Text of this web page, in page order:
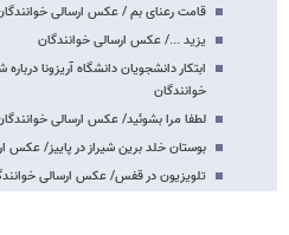
قامت رعنای بم / عکس ارسالی
یزید .../ عکس ارسالی خوانندگان
ابتکار دانشجویان دانشگاه آریزونا
خوانندگان
لطفا مرا بشوئید/ عکس ارسالی
بوستان خلد برین شیراز در پاییز/ عکس
تلویزیون در قفس/ عکس ارسالی